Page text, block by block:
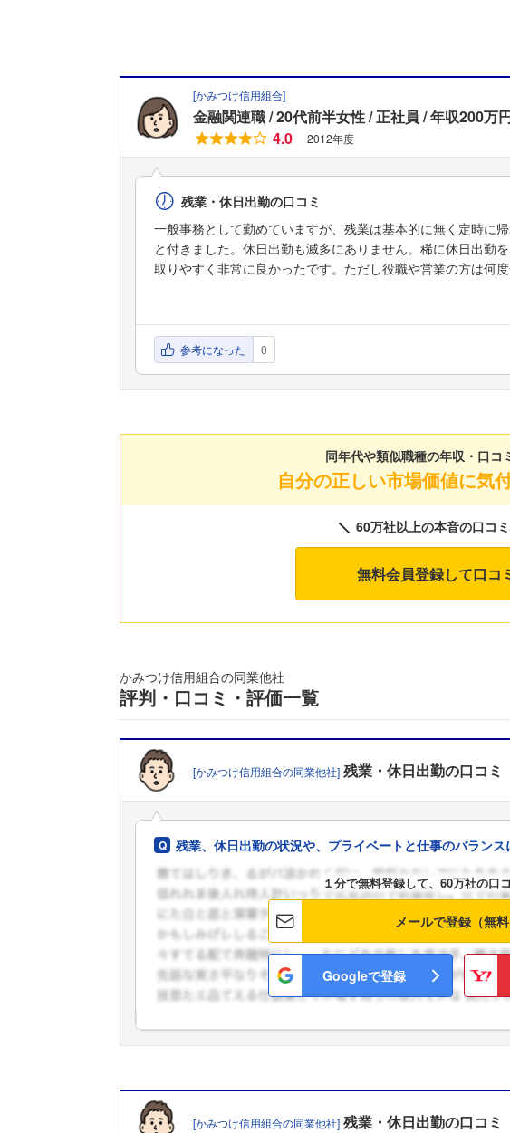
[かみつけ信用組合]
金融関連職 20代前半女性 正社員 年収200万
4.0
2012年度
残業・休日出勤の口コミ
一般事務として勤めていますが、残業は基本的に無く定時に
と付きました。休日出勤も滅多にありません。稀に休日出勤
取りやすく非常に良かったです。ただし役職や営業の方は何
参考になった 0
同年代や類似職種の年収・口コ
自分の正しい市場価値に気
60万社以上の本音の口コ
無料会員登録して口コ
かみつけ信用組合の同業他社
評判・口コミ・評価一覧
[かみつけ信用組合の同業他社] 残業・休日出勤の口コミ
残業、休日出勤の状況や、プライベートと仕事のバランス
１分で無料登録して、60万社の口
メールで登録（無料
Googleで登録
[かみつけ信用組合の同業他社] 残業・休日出勤の口コミ